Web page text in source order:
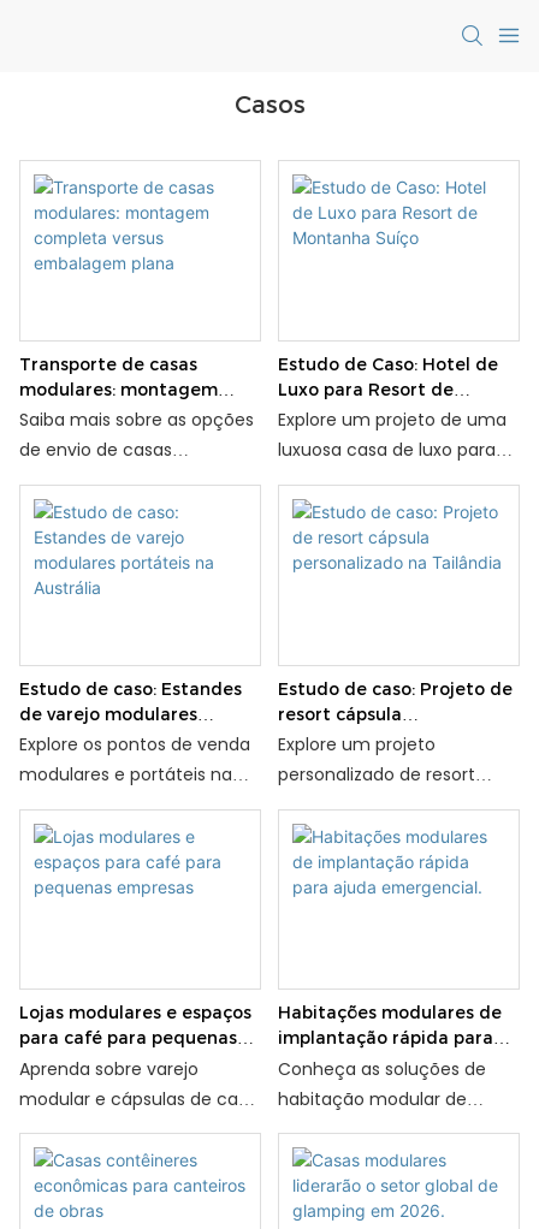
Casos
Transporte de casas
modulares: montagem
completa versus
embalagem plana
Saiba mais sobre as opções
de envio de casas
modulares — totalmente
montadas e desmontadas
— logística, custos e dicas
de montagem no local com
a Hongyuan Yunshe.
Estudo de Caso: Hotel de
Luxo para Resort de
Montanha Suíço
Explore um projeto de uma
luxuosa casa de luxo para
um resort de montanha
suíço — design para clima
frio, personalização de luxo
e recursos ecológicos —
Estudo de caso: Estandes
de varejo modulares
portáteis na Austrália
Explore os pontos de venda
modulares e portáteis na
Austrália — design para
mercados de festivais,
implantação rápida e
retorno sobre o
em modularidade da
Hongyuan Yunshe.
Estudo de caso: Projeto de
resort cápsula
personalizado na Tailândia
Explore um projeto
personalizado de resort
cápsula na Tailândia —
design, instalação e retorno
do investimento — com
informações reais dos
Hongyuan Yunshe.
Lojas modulares e espaços
para café para pequenas
empresas
Aprenda sobre varejo
modular e cápsulas de café
para pequenas empresas —
design, personalização e
soluções acessíveis — com
dicas de Hongyuan Yunshe.
Habitações modulares de
implantação rápida para
ajuda emergencial.
Conheça as soluções de
habitação modular de
rápida implantação para
ajuda emergencial — design,
velocidade e durabilidade —
com especialistas da